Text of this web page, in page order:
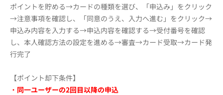
ポイントを貯める→カードの種類を選び、「申込み」をクリック
→注意事項を確認し、「同意のうえ、入力へ進む」をクリック→
申込み内容を入力する→申込内容を確認する→受付番号を確認
し、本人確認方法の設定を進める→審査→カード受取→カード発
行完了
【ポイント却下条件】
・ 同一ユーザーの2回目以降の申込